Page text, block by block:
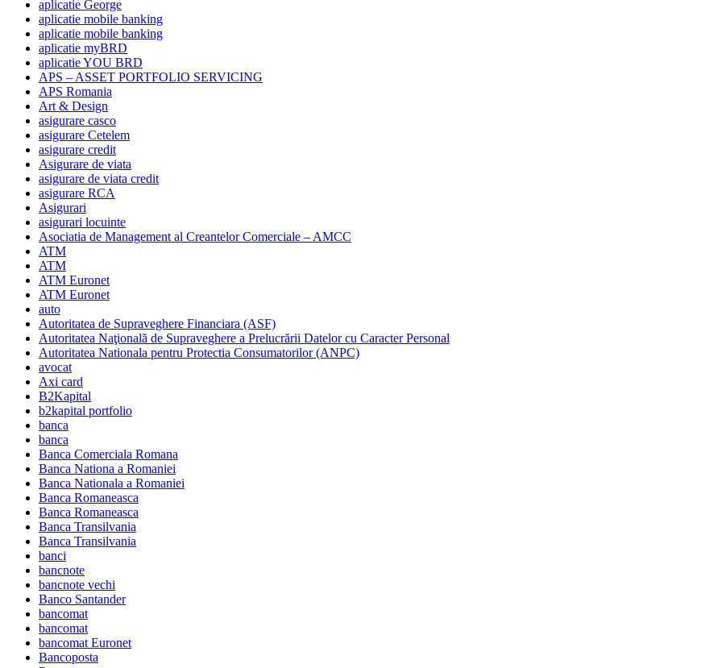
aplicatie George
aplicatie mobile banking
aplicatie mobile banking
aplicatie myBRD
aplicatie YOU BRD
APS – ASSET PORTFOLIO SERVICING
APS Romania
Art & Design
asigurare casco
asigurare Cetelem
asigurare credit
Asigurare de viata
asigurare de viata credit
asigurare RCA
Asigurari
asigurari locuinte
Asociatia de Management al Creantelor Comerciale – AMCC
ATM
ATM
ATM Euronet
ATM Euronet
auto
Autoritatea de Supraveghere Financiara (ASF)
Autoritatea Naţională de Supraveghere a Prelucrării Datelor cu Caracter Personal
Autoritatea Nationala pentru Protectia Consumatorilor (ANPC)
avocat
Axi card
B2Kapital
b2kapital portfolio
banca
banca
Banca Comerciala Romana
Banca Nationa a Romaniei
Banca Nationala a Romaniei
Banca Romaneasca
Banca Romaneasca
Banca Transilvania
Banca Transilvania
banci
bancnote
bancnote vechi
Banco Santander
bancomat
bancomat
bancomat Euronet
Bancoposta